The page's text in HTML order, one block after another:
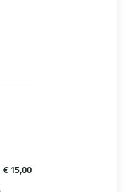
€ 15,00